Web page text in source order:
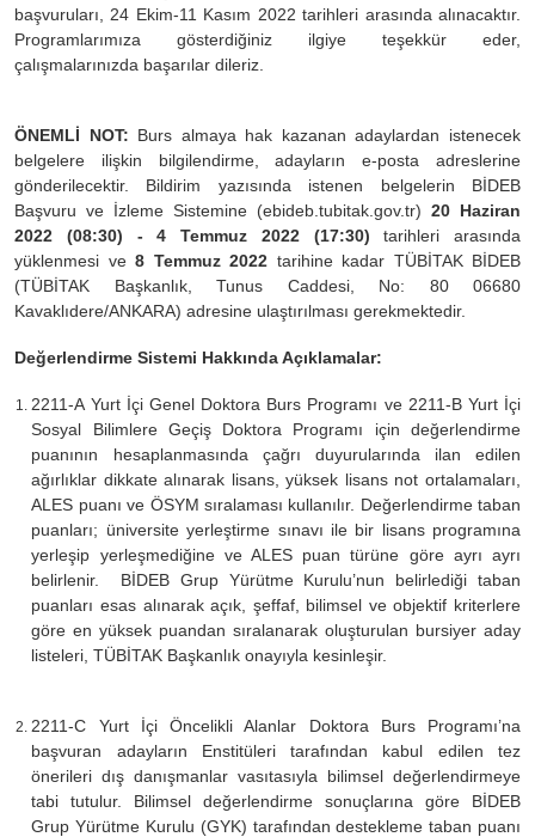
başvuruları, 24 Ekim-11 Kasım 2022 tarihleri arasında alınacaktır.
Programlarımıza gösterdiğiniz ilgiye teşekkür eder,
çalışmalarınızda başarılar dileriz.
ÖNEMLİ NOT: Burs almaya hak kazanan adaylardan istenecek
belgelere ilişkin bilgilendirme, adayların e-posta adreslerine
gönderilecektir. Bildirim yazısında istenen belgelerin BİDEB
Başvuru ve İzleme Sistemine (ebideb.tubitak.gov.tr) 20 Haziran
2022 (08:30) - 4 Temmuz 2022 (17:30) tarihleri arasında
yüklenmesi ve 8 Temmuz 2022 tarihine kadar TÜBİTAK BİDEB
(TÜBİTAK Başkanlık, Tunus Caddesi, No: 80 06680
Kavaklıdere/ANKARA) adresine ulaştırılması gerekmektedir.
Değerlendirme Sistemi Hakkında Açıklamalar:
2211-A Yurt İçi Genel Doktora Burs Programı ve 2211-B Yurt İçi
Sosyal Bilimlere Geçiş Doktora Programı için değerlendirme
puanının hesaplanmasında çağrı duyurularında ilan edilen
ağırlıklar dikkate alınarak lisans, yüksek lisans not ortalamaları,
ALES puanı ve ÖSYM sıralaması kullanılır. Değerlendirme taban
puanları; üniversite yerleştirme sınavı ile bir lisans programına
yerleşip yerleşmediğine ve ALES puan türüne göre ayrı ayrı
belirlenir. BİDEB Grup Yürütme Kurulu’nun belirlediği taban
puanları esas alınarak açık, şeffaf, bilimsel ve objektif kriterlere
göre en yüksek puandan sıralanarak oluşturulan bursiyer aday
listeleri, TÜBİTAK Başkanlık onayıyla kesinleşir.
2211-C Yurt İçi Öncelikli Alanlar Doktora Burs Programı’na
başvuran adayların Enstitüleri tarafından kabul edilen tez
önerileri dış danışmanlar vasıtasıyla bilimsel değerlendirmeye
tabi tutulur. Bilimsel değerlendirme sonuçlarına göre BİDEB
Grup Yürütme Kurulu (GYK) tarafından destekleme taban puanı